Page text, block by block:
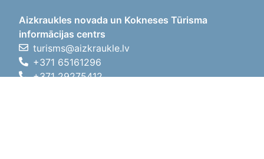
Aizkraukles novada un Kokneses Tūrisma
informācijas centrs
turisms@aizkraukle.lv
+371 65161296
+371 29275412